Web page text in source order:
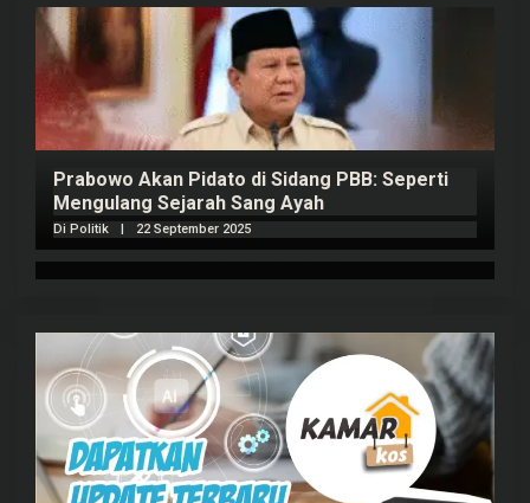
Prabowo Akan Pidato di Sidang PBB: Seperti
Mengulang Sejarah Sang Ayah
Di Politik 22 September 2025